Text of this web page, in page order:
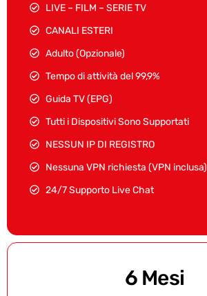
LIVE – FILM – SERIE TV
CANALI ESTERI
Adulto (Opzionale)
Tempo di attività del 99,9%
Guida TV (EPG)
Tutti i Dispositivi Sono Supportati
NESSUN IP DI REGISTRO
Nessuna VPN richiesta (VPN inclusa)
24/7 Supporto Live Chat
6 Mesi